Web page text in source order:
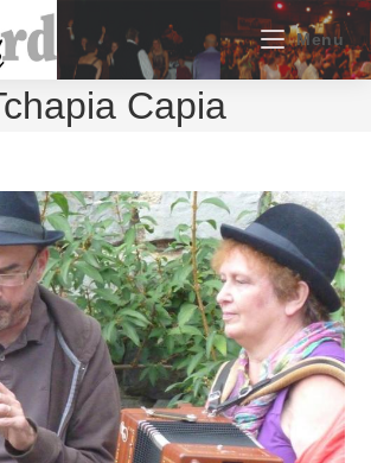
Menu
Capia